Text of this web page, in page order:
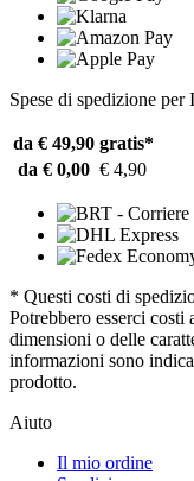
Spese di spedizione per
da € 49,90 gratis*
da € 0,00 € 4,90
* Questi costi di
Potrebbero esserci costi
dimensioni o delle
informazioni sono
prodotto.
Aiuto
Il mio ordine